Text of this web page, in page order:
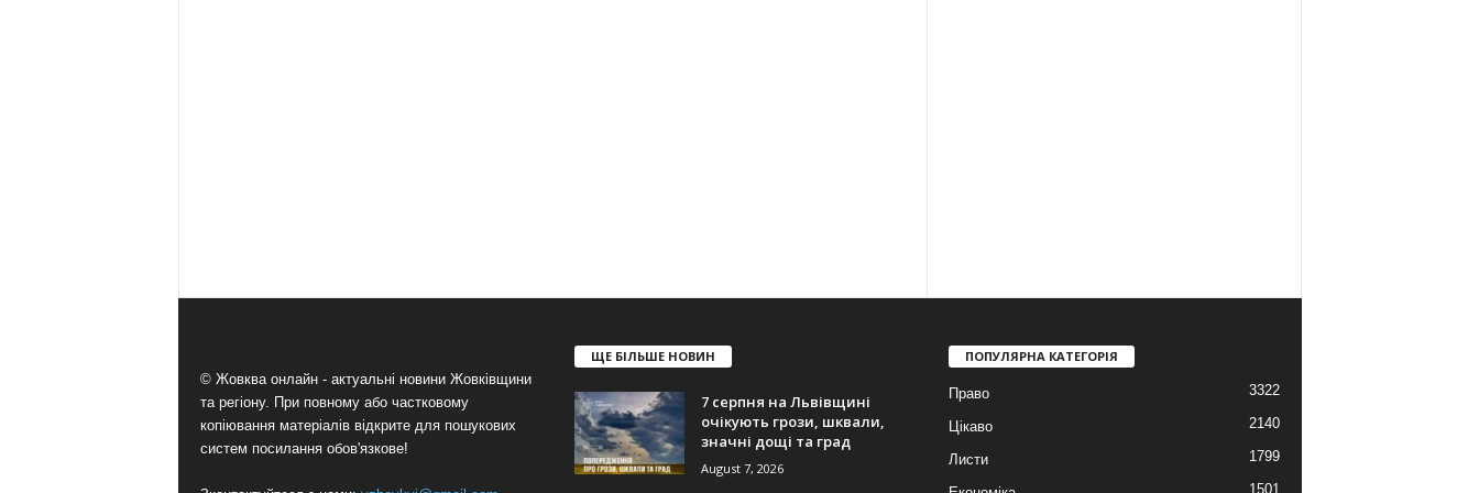
© Жовква онлайн - актуальні новини Жовківщини
та регіону. При повному або частковому
копіювання матеріалів відкрите для пошукових
систем посилання обов'язкове!
ЩЕ БІЛЬШЕ НОВИН
7 серпня на Львівщині
очікують грози, шквали,
значні дощі та град
August 7, 2026
ПОПУЛЯРНА КАТЕГОРІЯ
Право 3322
Цікаво 2140
Листи 1799
1501